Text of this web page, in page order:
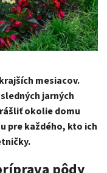
mesiacov.
jarných
okolie domu
pre každého, kto ich